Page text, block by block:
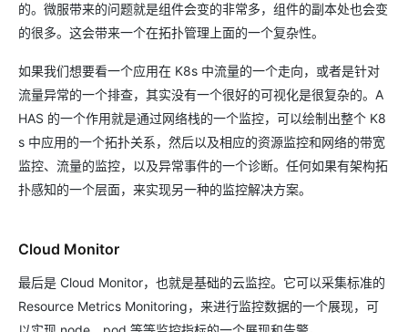
的。微服带来的问题就是组件会变的非常多，组件的副本处也会变
的很多。这会带来一个在拓扑管理上面的一个复杂性。
如果我们想要看一个应用在 K8s 中流量的一个走向，或者是针对
流量异常的一个排查，其实没有一个很好的可视化是很复杂的。A
HAS 的一个作用就是通过网络栈的一个监控，可以绘制出整个 K8
s 中应用的一个拓扑关系，然后以及相应的资源监控和网络的带宽
监控、流量的监控，以及异常事件的一个诊断。任何如果有架构拓
扑感知的一个层面，来实现另一种的监控解决方案。
Cloud Monitor
最后是 Cloud Monitor，也就是基础的云监控。它可以采集标准的
Resource Metrics Monitoring，来进行监控数据的一个展现，可